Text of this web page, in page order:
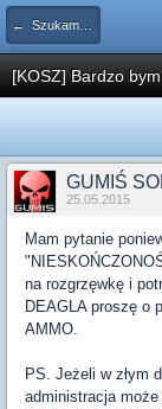
← Szukam pluginu
[KOSZ] Bardzo
GUMIŚ
25.05.2015
Mam pytanie
na rozgrzęwkę i
DEAGLA proszę o
AMMO.
PS. Jeżeli w złym
administracja